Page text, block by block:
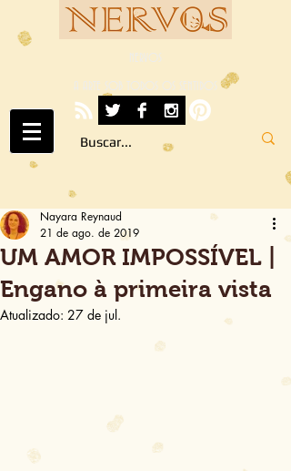
NERVOS
A ARTE SOB TODOS OS SENTIDOS
UM AMOR IMPOSSÍVEL |
Engano à primeira vista
Nayara Reynaud
21 de ago. de 2019
Atualizado: 27 de jul.